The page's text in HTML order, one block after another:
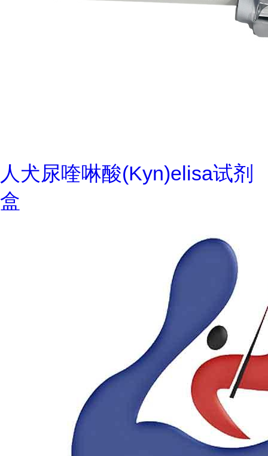
人犬尿喹啉酸(Kyn)elisa试剂
盒